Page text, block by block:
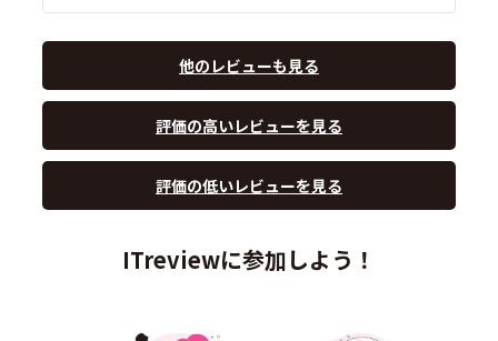
他のレビューも見る
評価の高いレビューを見る
評価の低いレビューを見る
ITreviewに参加しよう！